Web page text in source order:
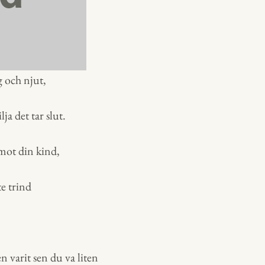
och njut,
det tar slut.
din kind,
trind
varit sen du va liten